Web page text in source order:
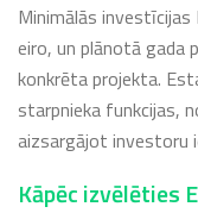
Minimālās
eiro, un plānotā gada
konkrēta projekta.
starpnieka funkcijas,
aizsargājot investoru
Kāpēc izvēlēties